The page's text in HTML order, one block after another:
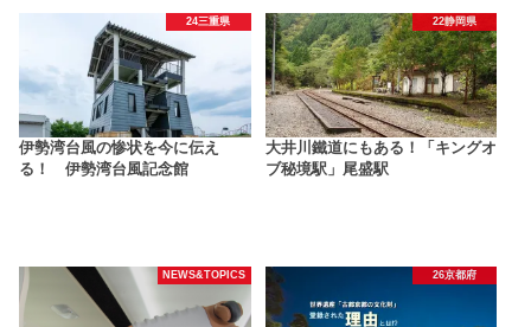
24三重県
伊勢湾台風の惨状を今に伝え
る！ 伊勢湾台風記念館
22静岡県
大井川鐵道にもある！「キングオ
ブ秘境駅」尾盛駅
NEWS&TOPICS 26京都府